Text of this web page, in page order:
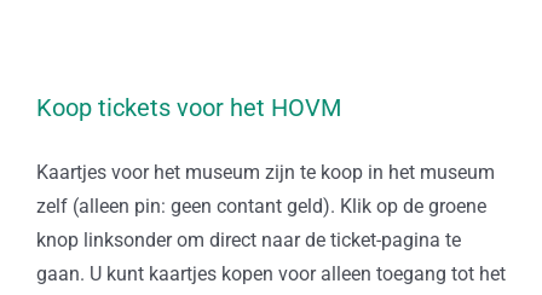
Koop tickets voor het HOVM
Kaartjes voor het museum zijn te koop in het museum
zelf (alleen pin: geen contant geld). Klik op de groene
knop linksonder om direct naar de ticket-pagina te
gaan. U kunt kaartjes kopen voor alleen toegang tot het